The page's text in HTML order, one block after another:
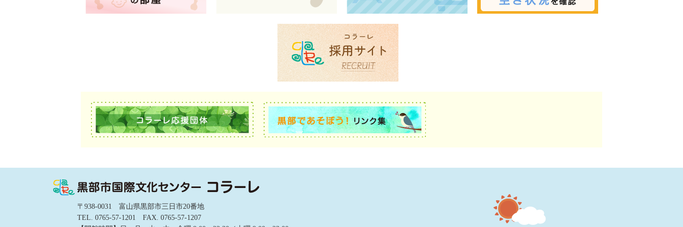
〒938-0031 富山県黒部市三日市20番地
TEL. 0765-57-1201 FAX. 0765-57-1207